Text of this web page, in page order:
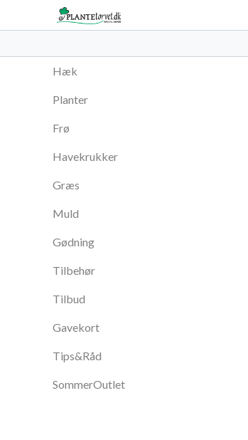
Hæk
Planter
Frø
Havekrukker
Græs
Muld
Gødning
Tilbehør
Tilbud
Gavekort
Tips&Råd
SommerOutlet